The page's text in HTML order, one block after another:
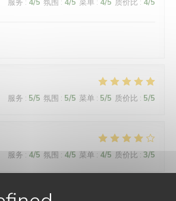
服务 : 4/5 氛围 : 4/5 菜单 : 4/5 质价比 : 4/5
服务 : 5/5 氛围 : 5/5 菜单 : 5/5 质价比 : 5/5
服务 : 4/5 氛围 : 4/5 菜单 : 4/5 质价比 : 3/5